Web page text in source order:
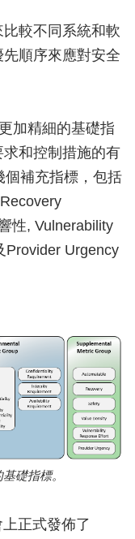
較不同系統和軟
順序來應對安全
加精細的基礎指
和控制措施的有
個補充指標，包括
性, Vulnerability
Provider Urgency
礎指標。
正式發佈了